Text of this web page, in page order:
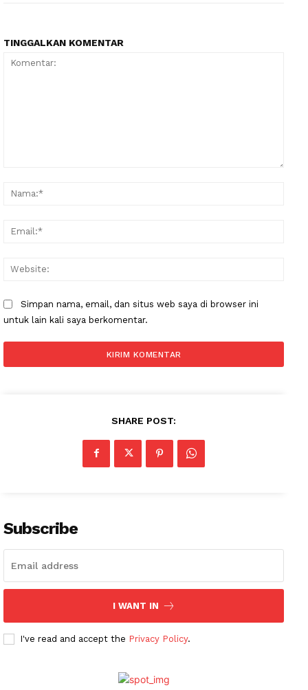
TINGGALKAN KOMENTAR
Simpan nama, email, dan situs web saya di browser ini
untuk lain kali saya berkomentar.
SHARE POST:
Subscribe
I WANT IN
I've read and accept the Privacy Policy.